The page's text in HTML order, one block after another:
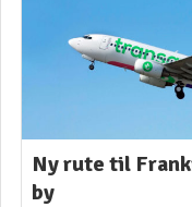
Ny rute til
by